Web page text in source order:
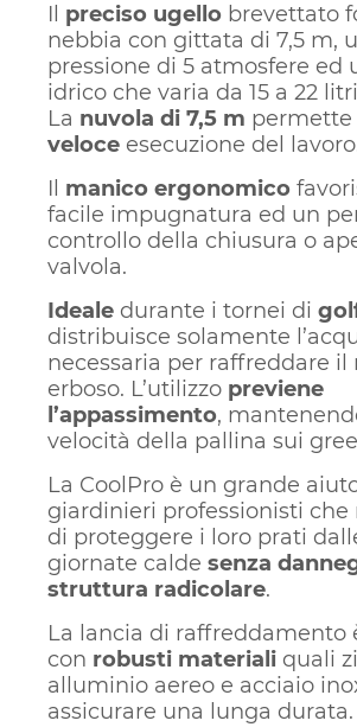
Il preciso ugello brevettato
nebbia con gittata di 7,5 m,
pressione di 5 atmosfere ed
idrico che varia da 15 a 22
La nuvola di 7,5 m permette
veloce esecuzione del
Il manico ergonomico
facile impugnatura ed un
controllo della chiusura o
valvola.
Ideale durante i tornei di
distribuisce solamente
necessaria per raffreddare il
erboso. L’utilizzo previene
l’appassimento,
velocità della pallina sui
La CoolPro è un grande
giardinieri professionisti che
di proteggere i loro prati
giornate calde senza
struttura radicolare.
La lancia di raffreddamento
con robusti materiali quali
alluminio aereo e acciaio
assicurare una lunga durata.